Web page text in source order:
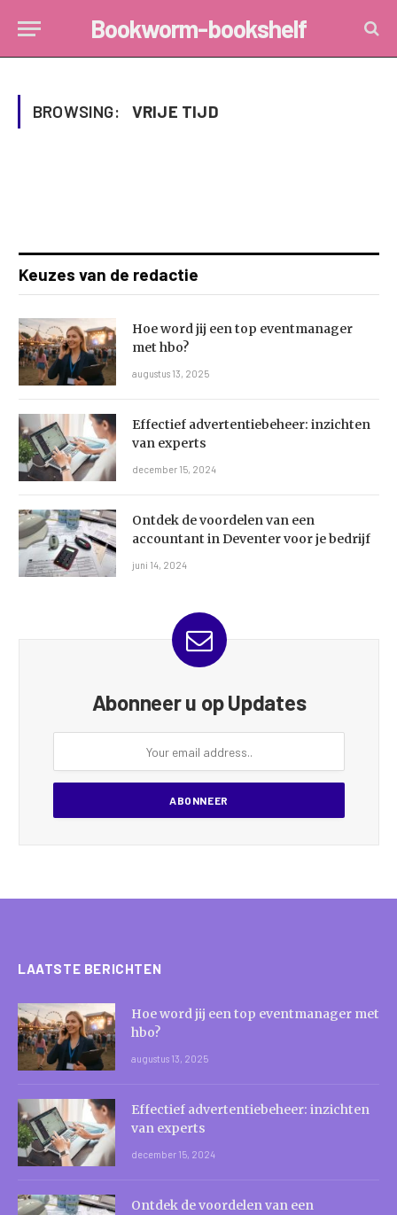
Bookworm-bookshelf
BROWSING: VRIJE TIJD
Keuzes van de redactie
Hoe word jij een top eventmanager
met hbo?
augustus 13, 2025
Effectief advertentiebeheer: inzichten
van experts
december 15, 2024
Ontdek de voordelen van een
accountant in Deventer voor je bedrijf
juni 14, 2024
Abonneer u op Updates
LAATSTE BERICHTEN
Hoe word jij een top eventmanager met
hbo?
augustus 13, 2025
Effectief advertentiebeheer: inzichten
van experts
december 15, 2024
Ontdek de voordelen van een